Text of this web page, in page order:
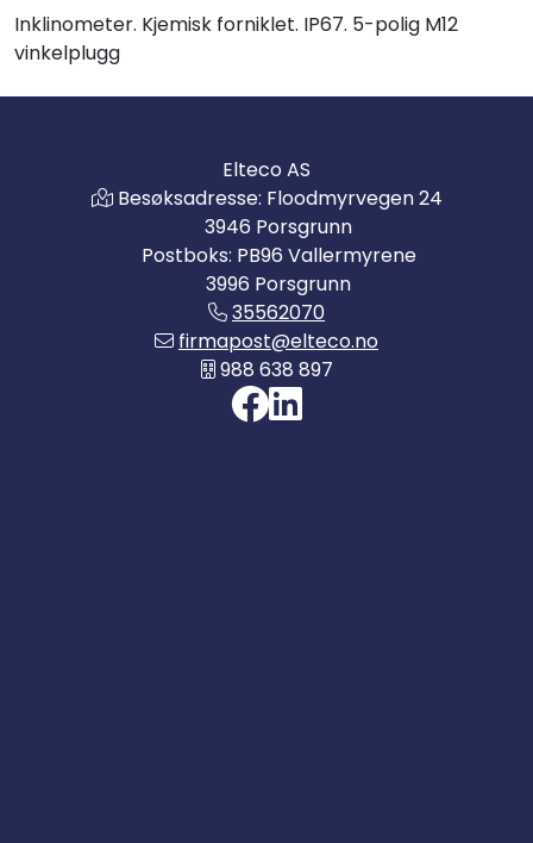
Inklinometer. Kjemisk forniklet. IP67. 5-polig M12
vinkelplugg
Elteco AS
Besøksadresse: Floodmyrvegen 24
3946 Porsgrunn
Postboks: PB96 Vallermyrene
3996 Porsgrunn
35562070
firmapost@elteco.no
988 638 897